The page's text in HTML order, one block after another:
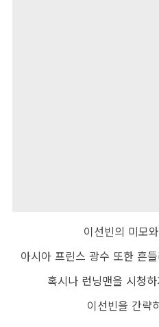
이선빈의 미모
아시아 프린스 광수 또한 흔
혹시나 런닝맨을 시청
이선빈을 간략